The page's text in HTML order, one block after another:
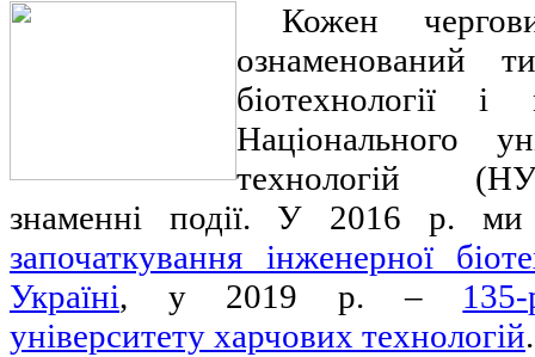
Кожен
ознаменований
біотехнології і
Національного
технологій
знаменні події. У 2016 р. ми
започаткування інженерної
Україні, у 2019 р. –
університету харчових технологій.